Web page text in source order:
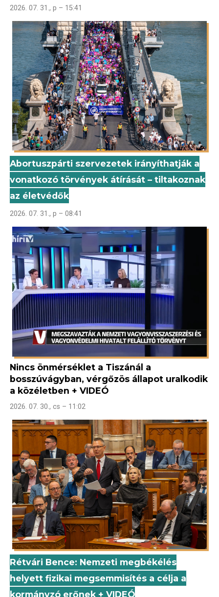
2026. 07. 31., p – 15:41
Abortuszpárti szervezetek irányíthatják a
vonatkozó törvények átírását – tiltakoznak
az életvédők
2026. 07. 31., p – 08:41
Nincs önmérséklet a Tiszánál a
bosszúvágyban, vérgőzös állapot uralkodik
a közéletben + VIDEÓ
2026. 07. 30., cs – 11:02
Rétvári Bence: Nemzeti megbékélés
helyett fizikai megsemmisítés a célja a
kormányzó erőnek + VIDEÓ